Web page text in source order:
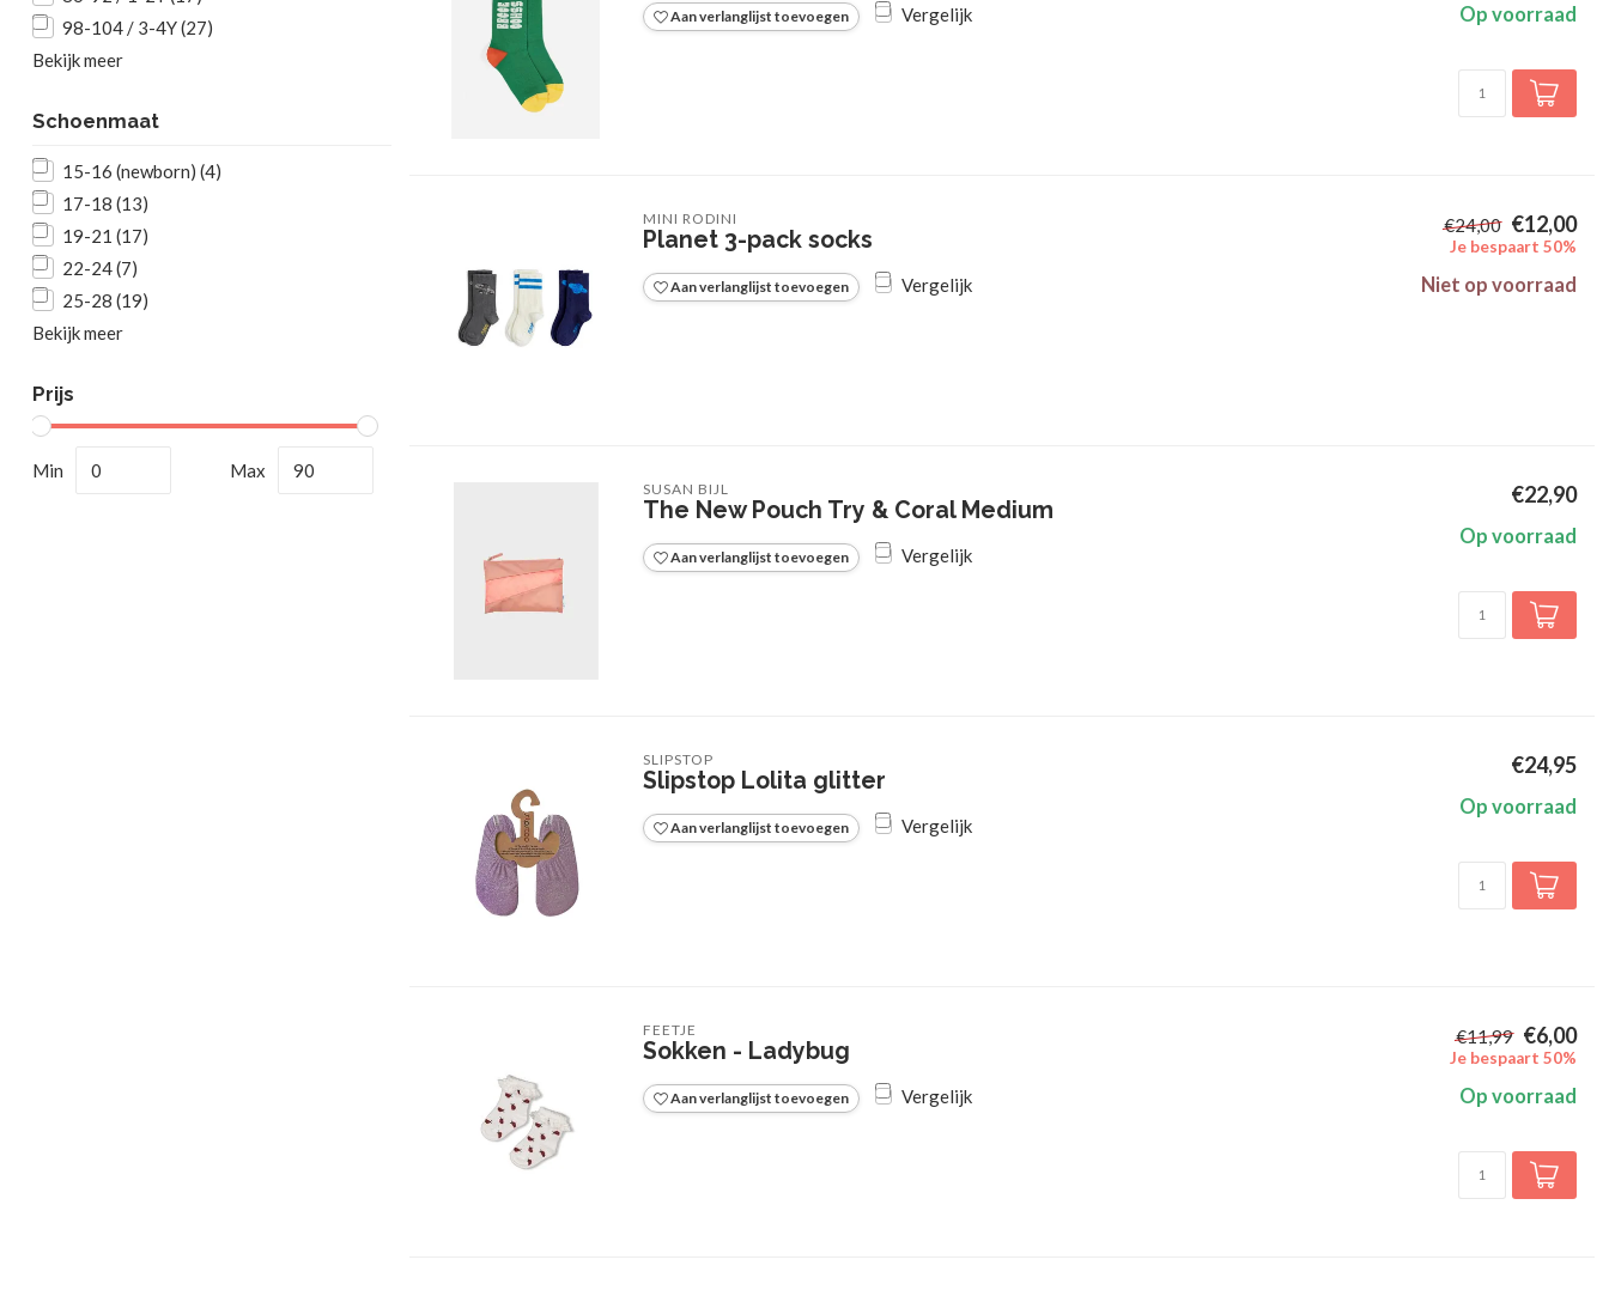
98-104 / 3-4Y(27)
Bekijk meer
Schoenmaat
15-16 (newborn) (4)
17-18 (13)
19-21 (17)
22-24(7)
25-28 (19)
Bekijk meer
Prijs
Min Max
Aan verlanglijst toevoegen Vergelijk Op voorraad
MINI RODINI
Planet 3-pack socks
Aan verlanglijst toevoegen Vergelijk
€24,00 €12,00
Je bespaart 50%
Niet op voorraad
SUSAN BIJL
The New Pouch Try & Coral Medium
Aan verlanglijst toevoegen Vergelijk
€22,90
Op voorraad
SLIPSTOP
Slipstop Lolita glitter
Aan verlanglijst toevoegen Vergelijk
€24,95
Op voorraad
FEETJE
Sokken - Ladybug
Aan verlanglijst toevoegen Vergelijk
€11,99 €6,00
Je bespaart 50%
Op voorraad